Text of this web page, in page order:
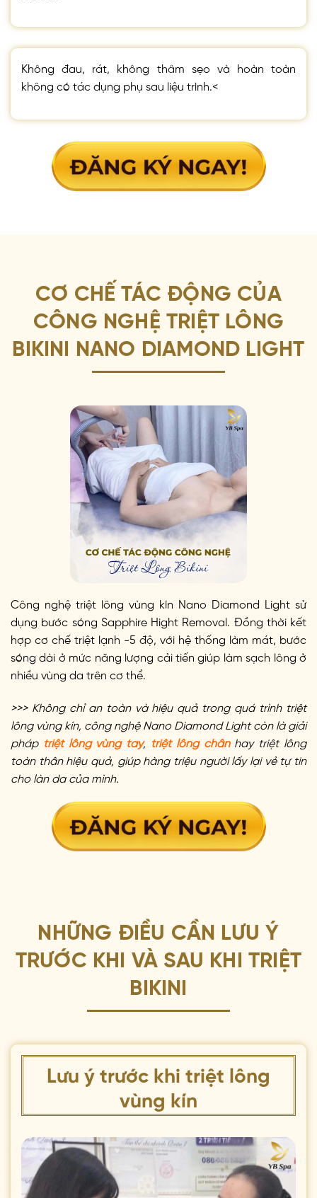
Không đau, rát, không thâm sẹo và hoàn toàn
không có tác dụng phụ sau liệu trình.<
CƠ CHẾ TÁC ĐỘNG CỦA
CÔNG NGHỆ TRIỆT LÔNG
BIKINI NANO DIAMOND LIGHT
Công nghệ triệt lông vùng kín Nano Diamond Light sử
dụng bước sóng Sapphire Hight Removal. Đồng thời kết
hợp cơ chế triệt lạnh -5 độ, với hệ thống làm mát, bước
sóng dài ở mức năng lượng cải tiến giúp làm sạch lông ở
nhiều vùng da trên cơ thể.
>>> Không chỉ an toàn và hiệu quả trong quá trình triệt
lông vùng kín, công nghệ Nano Diamond Light còn là giải
pháp triệt lông vùng tay, triệt lông chânhay triệt lông
toàn thân hiệu quả, giúp hàng triệu người lấy lại vẻ tự tin
cho làn da của mình.
NHỮNG ĐIỀU CẦN LƯU Ý
TRƯỚC KHI VÀ SAU KHI TRIỆT
BIKINI
Lưu ý trước khi triệt lông
vùng kín